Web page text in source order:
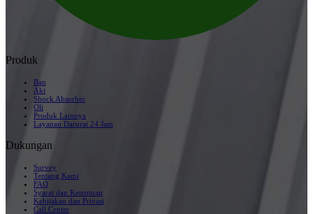
Produk
Ban
Aki
Shock Absorber
Oli
Produk Lainnya
Layanan Darurat 24 Jam
Dukungan
Survey
Tentang Kami
FAQ
Syarat dan Ketentuan
Kebijakan dan Privasi
Call Center